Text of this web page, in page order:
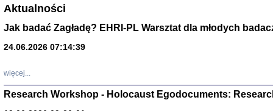
Natalia Aleksiun,
Deborah Dash
Turski, Laurence
Aktualności
Jak badać Zagładę? EHRI-PL Warsztat dla młodych
24.06.2026 07:14:39
więcej...
Research Workshop - Holocaust Egodocuments: